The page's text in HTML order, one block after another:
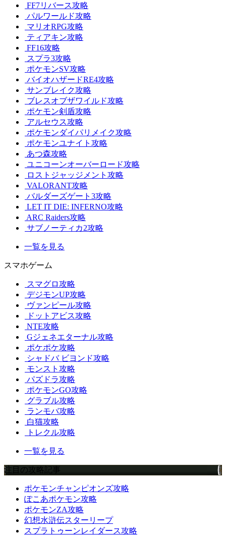
FF7リバース攻略
パルワールド攻略
マリオRPG攻略
ティアキン攻略
FF16攻略
スプラ3攻略
ポケモンSV攻略
バイオハザードRE4攻略
サンブレイク攻略
ブレスオブザワイルド攻略
ポケモン剣盾攻略
アルセウス攻略
ポケモンダイパリメイク攻略
ポケモンユナイト攻略
あつ森攻略
ユニコーンオーバーロード攻略
ロストジャッジメント攻略
VALORANT攻略
バルダーズゲート3攻略
LET IT DIE: INFERNO攻略
ARC Raiders攻略
サブノーティカ2攻略
一覧を見る
スマホゲーム
スマグロ攻略
デジモンUP攻略
ヴァンピール攻略
ドットアビス攻略
NTE攻略
Gジェネエターナル攻略
ポケポケ攻略
シャドバ ビヨンド攻略
モンスト攻略
パズドラ攻略
ポケモンGO攻略
グラブル攻略
ランモバ攻略
白猫攻略
トレクル攻略
一覧を見る
注目の攻略記事
ポケモンチャンピオンズ攻略
ぽこあポケモン攻略
ポケモンZA攻略
幻想水滸伝スターリープ
スプラトゥーンレイダース攻略